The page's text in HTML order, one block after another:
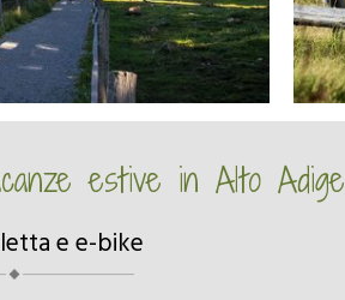
estive in Alto Adige
e e-bike